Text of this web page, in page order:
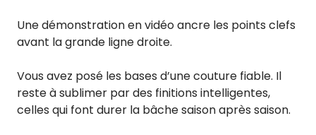
Une démonstration en vidéo ancre les points clefs
avant la grande ligne droite.
Vous avez posé les bases d’une couture fiable. Il
reste à sublimer par des finitions intelligentes,
celles qui font durer la bâche saison après saison.